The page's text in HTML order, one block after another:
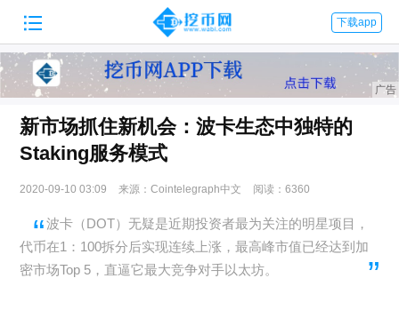
 下载app
新市场抓住新机会：波卡生态中独特的
Staking服务模式
2020-09-10 03:09 来源：Cointelegraph中文 阅读：6360
波卡（DOT）无疑是近期投资者最为关注的明星项目，
代币在1：100拆分后实现连续上涨，最高峰市值已经达到加
密市场Top 5，直逼它最大竞争对手以太坊。